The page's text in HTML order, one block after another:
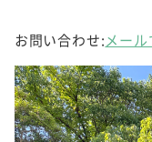
お問い合わせ:メー